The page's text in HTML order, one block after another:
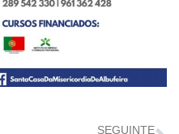
SEGUINTE